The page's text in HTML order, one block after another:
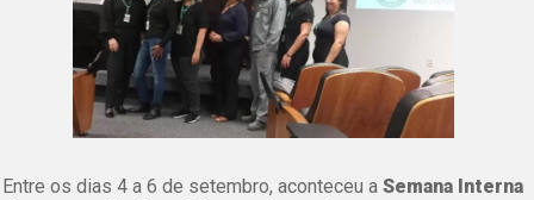
Entre os dias 4 a 6 de setembro, aconteceu aSemana Interna